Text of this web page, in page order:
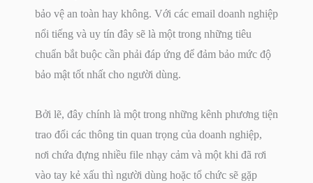
bảo vệ an toàn hay không. Với các email doanh nghiệp
nổi tiếng và uy tín đây sẽ là một trong những tiêu
chuẩn bắt buộc cần phải đáp ứng để đảm bảo mức độ
bảo mật tốt nhất cho người dùng.
Bởi lẽ, đây chính là một trong những kênh phương tiện
trao đổi các thông tin quan trọng của doanh nghiệp,
nơi chứa đựng nhiều file nhạy cảm và một khi đã rơi
vào tay kẻ xấu thì người dùng hoặc tổ chức sẽ gặp